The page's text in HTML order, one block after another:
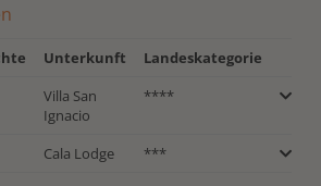
Unterkunft
Landeskategorie
Villa San
Ignacio
****
Cala Lodge
***